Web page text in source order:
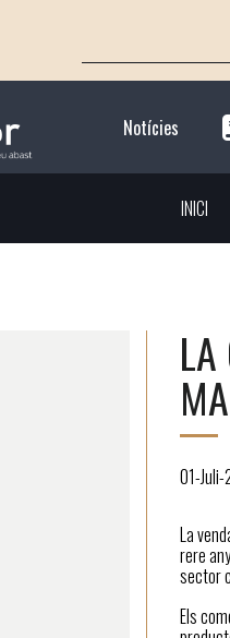
Notícies
INICI
01-
La
rere
sector
Els